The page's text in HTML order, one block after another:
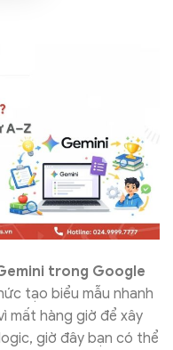
trong Google
tạo biểu mẫu nhanh
mất hàng giờ để xây
giờ đây bạn có thể